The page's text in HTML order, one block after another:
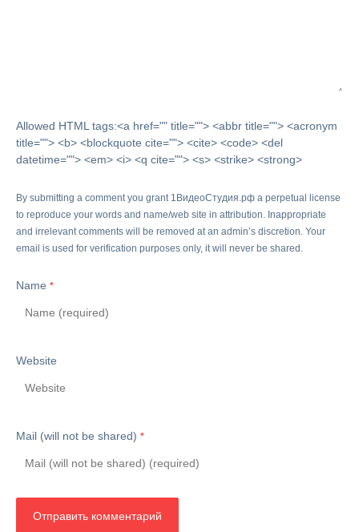
Allowed HTML tags:<a href="" title=""> <abbr title=""> <acronym
title=""> <b> <blockquote cite=""> <cite> <code> <del
datetime=""> <em> <i> <q cite=""> <s> <strike> <strong>
By submitting a comment you grant 1ВидеоСтудия.рф a perpetual license
to reproduce your words and name/web site in attribution. Inappropriate
and irrelevant comments will be removed at an admin’s discretion. Your
email is used for verification purposes only, it will never be shared.
Name *
Website
Mail (will not be shared) *